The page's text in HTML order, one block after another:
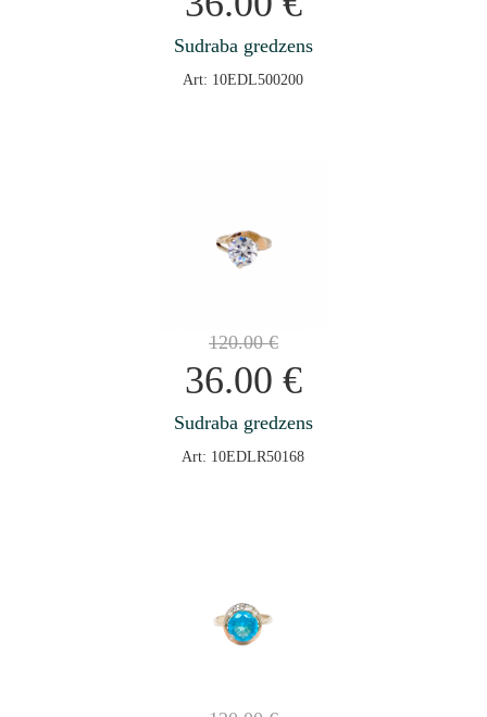
Sudraba gredzens
Art: 10EDL500200
120.00€
36.00 €
Sudraba gredzens
Art: 10EDLR50168